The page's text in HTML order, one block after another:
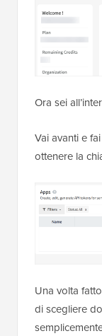
Ora sei
Vai avanti e
ottenere la
Una volta
di scegliere